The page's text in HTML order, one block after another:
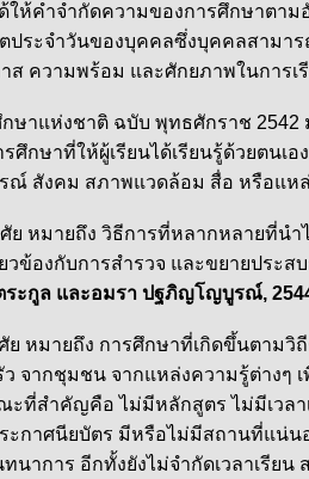
ห้คำจำกัดความของการศึกษาตาม
ประจำวันของบุคคลซึ่งบุคคลสามาร
ส ความพร้อม และศักยภาพในการเ
ชาติ ฉบับ พุทธศักราช 2542 มา
รศึกษาที่ให้ผู้เรียนได้เรียนรู้ด้วยตน
ณ์ สังคม สภาพแวดล้อม สื่อ หรือแห
ถึง วิธีการที่หลากหลายที่นำไปสู่
ข้องกับการสำรวจ และขยายประส
ระกูล และอมรา ปฐภิญโญบูรณ์,
ถึง การศึกษาที่เกิดขึ้นตามวิถีชีวิ
จากชุมชน จากแหล่งความรู้ต่างๆ
สำคัญคือ ไม่มีหลักสูตร ไม่มีเวลา
ะกาศนียบัตร มีหรือไม่มีสถานที่แน่
นาการ อีกทั้งยังไม่จำกัดเวลาเรีย